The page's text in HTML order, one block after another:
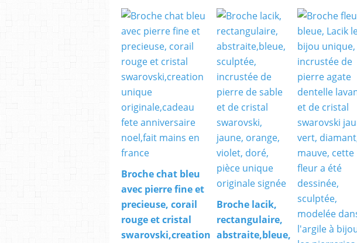
Broche chat bleu
avec pierre fine et
precieuse, corail
rouge et cristal
swarovski,creation
Broche lacik,
rectangulaire,
abstraite,bleue,